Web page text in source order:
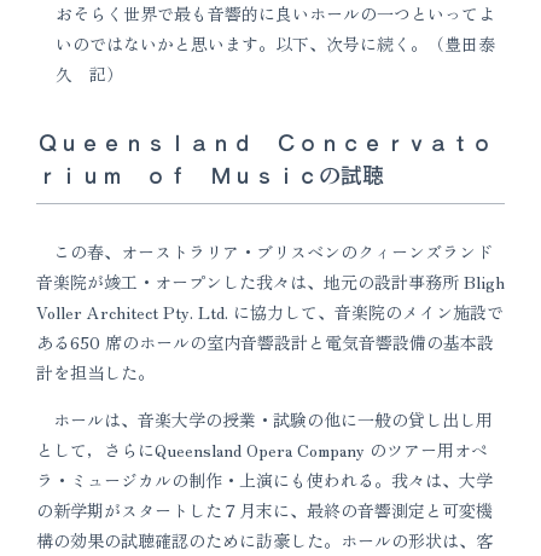
おそらく世界で最も音響的に良いホールの一つといってよ
いのではないかと思います。以下、次号に続く。（豊田泰
久 記）
Ｑｕｅｅｎｓｌａｎｄ Ｃｏｎｃｅｒｖａｔｏ
ｒｉｕｍ ｏｆ Ｍｕｓｉｃの試聴
この春、オーストラリア・ブリスベンのクィーンズランド
音楽院が竣工・オープンした我々は、地元の設計事務所 Bligh
Voller Architect Pty. Ltd. に協力して、音楽院のメイン施設で
ある650 席のホールの室内音響設計と電気音響設備の基本設
計を担当した。
ホールは、音楽大学の授業・試験の他に一般の貸し出し用
として，さらにQueensland Opera Company のツアー用オペ
ラ・ミュージカルの制作・上演にも使われる。我々は、大学
の新学期がスタートした７月末に、最終の音響測定と可変機
構の効果の試聴確認のために訪豪した。ホールの形状は、客